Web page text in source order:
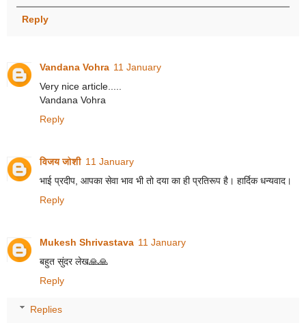
Reply
Vandana Vohra 11 January
Very nice article.....
Vandana Vohra
Reply
विजय जोशी 11 January
भाई प्रदीप, आपका सेवा भाव भी तो दया का ही प्रतिरूप है। हार्दिक धन्यवाद।
Reply
Mukesh Shrivastava 11 January
बहुत सुंदर लेख🙏🙏
Reply
Replies